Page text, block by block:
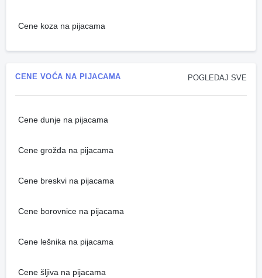
Cene koza na pijacama
POGLEDAJ SVE
CENE VOĆA NA PIJACAMA
Cene dunje na pijacama
Cene grožđa na pijacama
Cene breskvi na pijacama
Cene borovnice na pijacama
Cene lešnika na pijacama
Cene šljiva na pijacama